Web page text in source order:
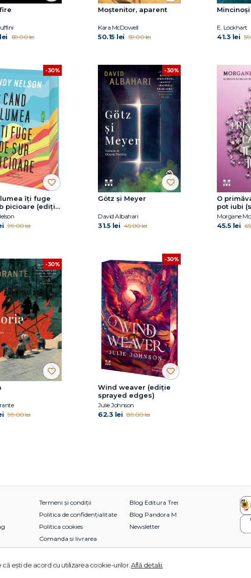
69.00 lei
Moștenitor, aparent
Kara McDowell
50.15 lei 59.00 lei
E. Lockhart
41.3 lei
-30%
îți fuge
picioare (ediție
edges)
99.00 lei
-30%
Götz și Meyer
David Albahari
31.5 lei 45.00 lei
O
pot iubi
Morgane
45.5 lei
-30%
99.00 lei
-30%
Wind weaver (ediție
sprayed edges)
Julie Johnson
62.3 lei 89.00 lei
Termeni și condiții
Politica de confidențialitate
Politica cookies
Comanda si livrarea
Blog Editura Trei
Blog Pandora M
Newsletter
eşti de acord cu utilizarea cookie-urilor. Află detalii.